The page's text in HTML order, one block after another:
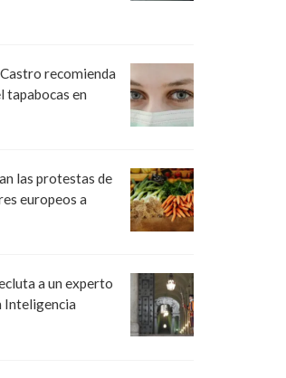
recomienda
tapabocas en
las protestas de
europeos a
a un experto
Inteligencia